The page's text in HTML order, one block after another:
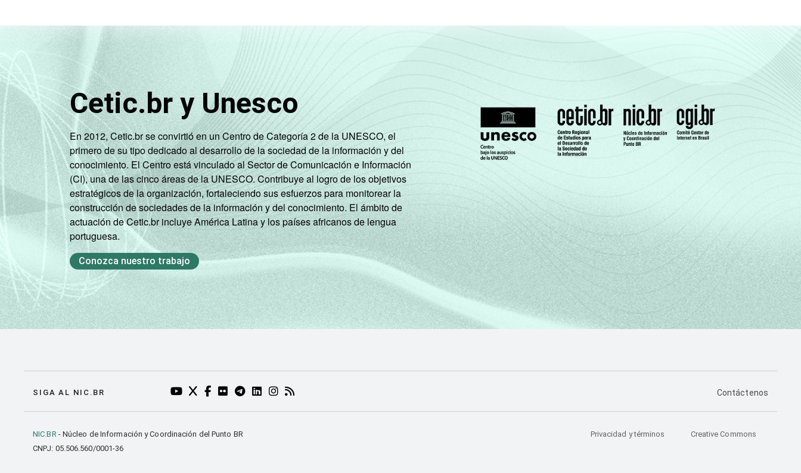
Cetic.br y Unesco
En 2012, Cetic.br se convirtió en un Centro de Categoría 2 de la UNESCO, el
primero de su tipo dedicado al desarrollo de la sociedad de la información y del
conocimiento. El Centro está vinculado al Sector de Comunicación e Información
(CI), una de las cinco áreas de la UNESCO. Contribuye al logro de los objetivos
estratégicos de la organización, fortaleciendo sus esfuerzos para monitorear la
construcción de sociedades de la información y del conocimiento. El ámbito de
actuación de Cetic.br incluye América Latina y los países africanos de lengua
portuguesa.
Conozca nuestro trabajo
SIGA AL NIC.BR YOUTUBE DO NIC.BR (ABRE EM NOVA ABA)
TWITTER DO NIC.BR (ABRE EM NOVA ABA)
FACEBOOK DO NIC.BR (ABRE EM NOVA ABA)
FLICKR DO NIC.BR (ABRE EM NOVA ABA)
TELEGRAM DO NIC.BR (ABRE EM NOVA ABA)
LINKEDIN DO NIC.BR (ABRE EM NOVA ABA)
INSTAGRAM DO NIC.BR (ABRE EM NOVA ABA)
RSS DO NIC.BR (ABRE EM NOVA ABA) PÁGINA DE
Contáctenos
NIC.BR- Núcleo de Información y Coordinación del Punto BR
CNPJ: 05.506.560/0001-36
Privacidad y términos Creative Commons